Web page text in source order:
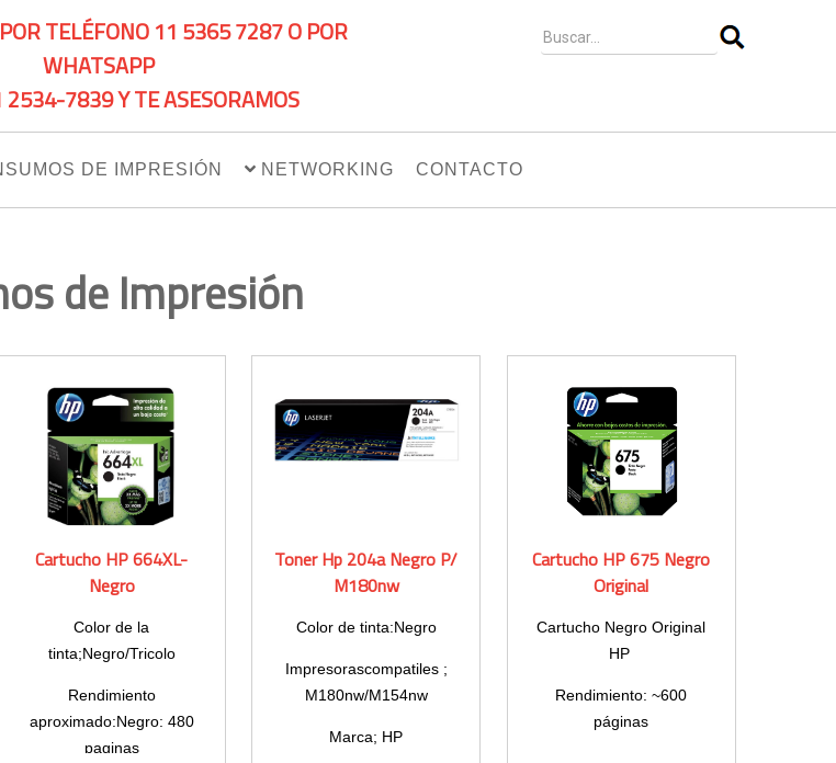
TELÉFONO 11 5365 7287 O POR
WHATSAPP
7839 Y TE ASESORAMOS
DE IMPRESIÓN NETWORKING CONTACTO
de Impresión
Cartucho HP 664XL-
Negro
Color de la
tinta;Negro/Tricolo
Rendimiento
aproximado:Negro: 480
paginas
Toner Hp 204a Negro P/
M180nw
Color de tinta:Negro
Impresorascompatiles ;
M180nw/M154nw
Marca; HP
Cartucho HP 675 Negro
Original
Cartucho Negro Original
HP
Rendimiento: ~600
páginas